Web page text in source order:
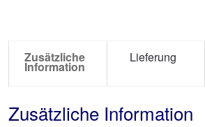
Zusätzliche
Information
Lieferung
Zusätzliche Information